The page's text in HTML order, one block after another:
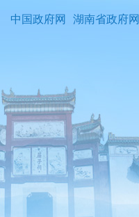
中国政府网 湖南省政府网